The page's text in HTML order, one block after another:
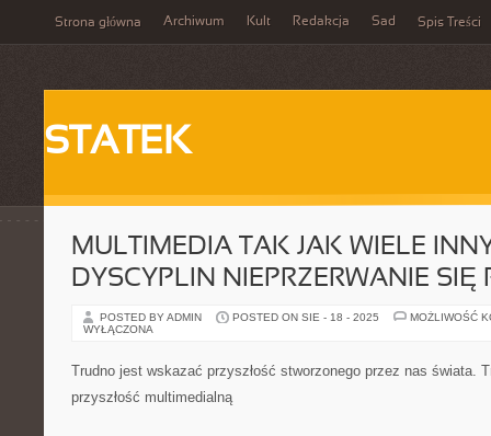
Strona główna Archiwum Kult Redakcja Sad Spis Treści
STATEK
MULTIMEDIA TAK JAK WIELE
DYSCYPLIN NIEPRZERWANIE SIĘ
POSTED BY ADMIN POSTED ON SIE - 18 - 2025
MOŻLIWOŚĆ
WYŁĄCZONA
Trudno jest wskazać przyszłość stworzonego przez nas świata.
przyszłość multimedialną